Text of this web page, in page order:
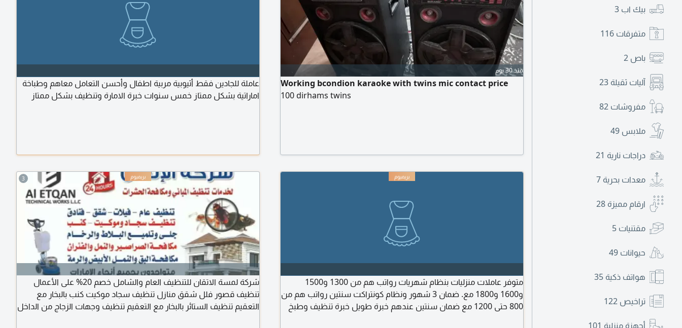
بيك اب 3
متفرقات 116
باص 2
آليات ثقيلة 23
مفروشات 82
ملابس 49
دراجات نارية 21
معدات بحرية 7
ارقام مميزة 28
مقتنيات 5
حيوانات 49
هواتف ذكية 35
تراخيص 122
أجهزة منزلية 101
منذ 30 يوم
Working bcondion karaoke with twins mic contact price
100 dirhams twins
عاملة للجادين فقط أثيوبية مربية اطفال وأحسن التعامل معاهم وطباخة
اماراتية بشكل ممتاز خمس سنوات خبرة الامارة وتنظيف بشكل ممتاز
متوفر عاملات منزليات بنظام شهريات رواتب هم من 1300 و1500
و1600 و1800 مع. ضمان 3 شهور ونظام كونتراكت سنتين رواتب هم من
800 حتى 1200 مع ضمان سنتين عندهم خبرة طويل خبرة تنظيف وطبخ
3
شركة لمسة الاتقان للتنظيف العام والشامل خصم 20% على الأعمال
تنظيف قصور فلل شقق منازل تنظيف سجاد موكيت كنب بالبخار مع
التعقيم تنظيف الستائر بالبخار مع التعقيم تنظيف وجهات الزجاج من الداخل